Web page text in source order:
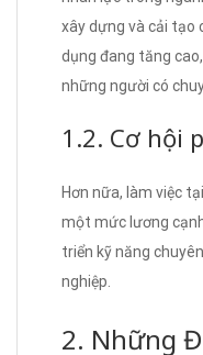
xây dựng và cải tạo
dụng đang tăng
những người có
1.2. Cơ hội
Hơn nữa, làm việc
một mức lương
triển kỹ năng
nghiệp.
2. Những